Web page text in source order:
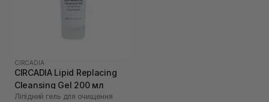
CIRCADIA
CIRCADIA Lipid Replacing
Cleansing Gel 200 мл
Ліпідний гель для очищення